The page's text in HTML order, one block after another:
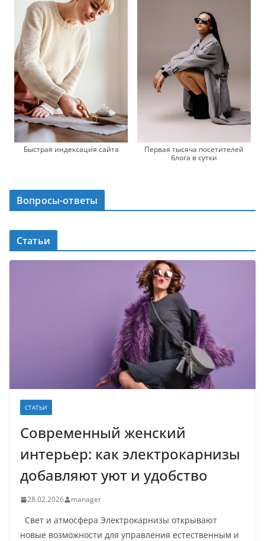
Быстрая индексация сайта
Первая тысяча посетителей
блога в сутки
Вопросы-ответы
Статьи
СТАТЬИ
Современный женский
интерьер: как электрокарнизы
добавляют уют и удобство
28.02.2026 manager
Свет и атмосфера Электрокарнизы открывают
новые возможности для управления естественным и